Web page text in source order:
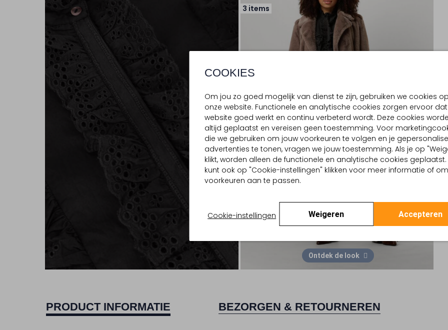
COOKIES
Om jou zo goed mogelijk van dienst te zijn, gebruiken we cookies op
onze website. Functionele en analytische cookies zorgen ervoor
website goed werkt en continu verbeterd wordt. Deze cookies
altijd geplaatst en vereisen geen toestemming. Voor
die we gebruiken om jouw voorkeuren te volgen en je
advertenties te tonen, vragen we jouw toestemming. Als je op
klikt, worden alleen de functionele en analytische cookies geplaatst.
kunt ook op "Cookie-instellingen" klikken voor meer informatie of
voorkeuren aan te passen.
Cookie-instellingen Weigeren Accepteren
3 items
Ontdek de look
PRODUCT INFORMATIE BEZORGEN & RETOURNEREN